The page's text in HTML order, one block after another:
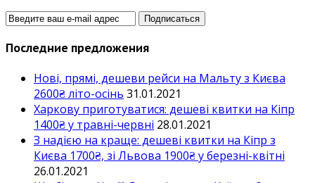
Последние предложения
Нові, прямі, дешеви рейси на Мальту з Києва
2600₴ літо-осінь 31.01.2021
Харкову приготуватися: дешеві квитки на Кіпр
1400₴ у травні-червні 28.01.2021
З надією на краще: дешеві квитки на Кіпр з
Києва 1700₴, зі Львова 1900₴ у березні-квітні
26.01.2021